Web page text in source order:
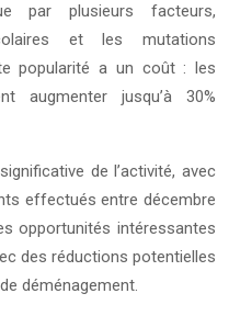
par plusieurs facteurs,
et les mutations
popularité a un coût : les
augmenter jusqu’à 30%
de l’activité, avec
effectués entre décembre
opportunités intéressantes
des réductions potentielles
déménagement.